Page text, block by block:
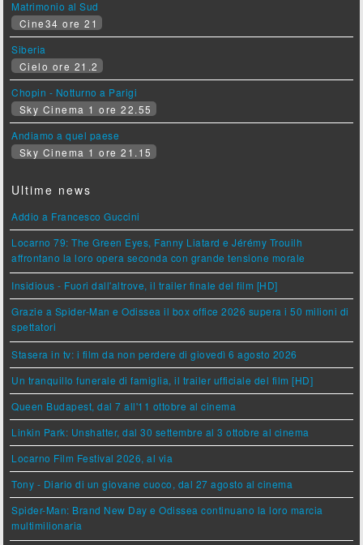
Matrimonio al Sud
Cine34 ore 21
Siberia
Cielo ore 21.2
Chopin - Notturno a Parigi
Sky Cinema 1 ore 22.55
Andiamo a quel paese
Sky Cinema 1 ore 21.15
Ultime news
Addio a Francesco Guccini
Locarno 79: The Green Eyes, Fanny Liatard e Jérémy Trouilh
affrontano la loro opera seconda con grande tensione morale
Insidious - Fuori dall'altrove, il trailer finale del film [HD]
Grazie a Spider-Man e Odissea il box office 2026 supera i 50 milioni di
spettatori
Stasera in tv: i film da non perdere di giovedì 6 agosto 2026
Un tranquillo funerale di famiglia, il trailer ufficiale del film [HD]
Queen Budapest, dal 7 all'11 ottobre al cinema
Linkin Park: Unshatter, dal 30 settembre al 3 ottobre al cinema
Locarno Film Festival 2026, al via
Tony - Diario di un giovane cuoco, dal 27 agosto al cinema
Spider-Man: Brand New Day e Odissea continuano la loro marcia
multimilionaria